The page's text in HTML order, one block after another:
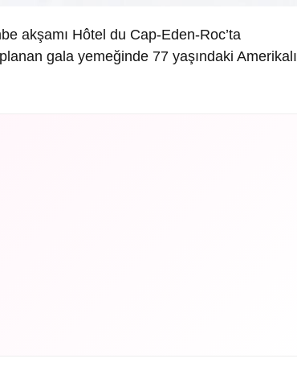
akşamı Hôtel du Cap-Eden-Roc’ta
gala yemeğinde 77 yaşındaki Amerikalı